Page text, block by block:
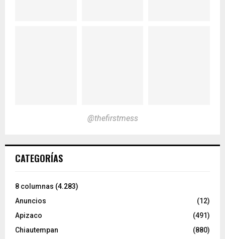
@thefirstmess
CATEGORÍAS
8 columnas (4.283)
Anuncios
(12)
Apizaco
(491)
Chiautempan
(880)